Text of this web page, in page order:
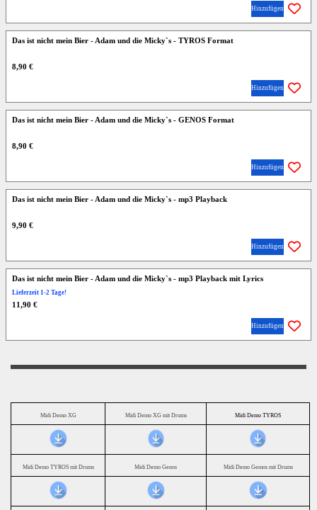
Hinzufügen
Das ist nicht mein Bier - Adam und die Micky`s - TYROS Format
8,90 €
Hinzufügen
Das ist nicht mein Bier - Adam und die Micky`s - GENOS Format
8,90 €
Hinzufügen
Das ist nicht mein Bier - Adam und die Micky`s - mp3 Playback
9,90 €
Hinzufügen
Das ist nicht mein Bier - Adam und die Micky`s - mp3 Playback mit Lyrics
Lieferzeit 1-2 Tage!
11,90 €
Hinzufügen
Midi Demo XG Midi Demo XG mit Drums Midi Demo TYROS
Midi Demo TYROS mit Drums Midi Demo Genos Midi Demo Gemos mit Drums